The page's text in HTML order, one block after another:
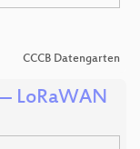
CCCB Datengarten
LoRaWAN